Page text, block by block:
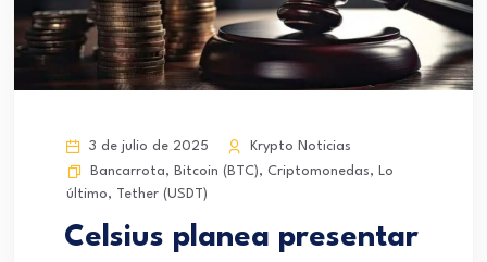
3 de julio de 2025
Krypto Noticias
Bancarrota, Bitcoin (BTC), Criptomonedas,
Lo
último, Tether (USDT)
Celsius planea presentar